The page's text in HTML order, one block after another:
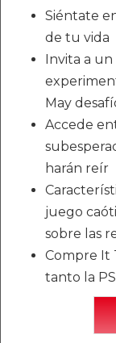
Siéntate
de tu vida
Invita a
May
Accede
harán reír
juego
sobre las
Compre It
tanto la